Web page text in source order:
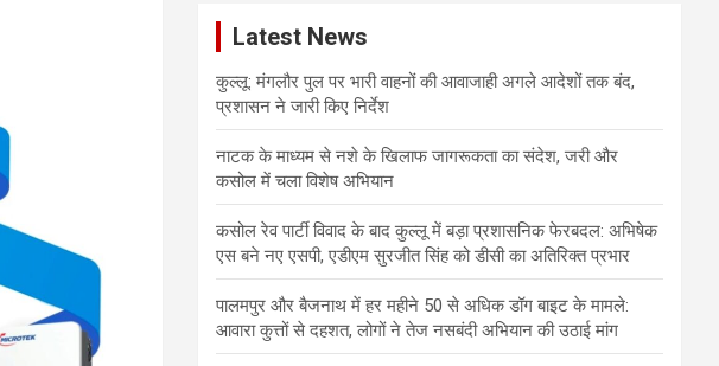
Latest News
कुल्लू: मंगलौर पुल पर भारी वाहनों की आवाजाही अगले आदेशों तक बंद,
प्रशासन ने जारी किए निर्देश
नाटक के माध्यम से नशे के खिलाफ जागरूकता का संदेश, जरी और
कसोल में चला विशेष अभियान
कसोल रेव पार्टी विवाद के बाद कुल्लू में बड़ा प्रशासनिक फेरबदल: अभिषेक
एस बने नए एसपी, एडीएम सुरजीत सिंह को डीसी का अतिरिक्त प्रभार
पालमपुर और बैजनाथ में हर महीने 50 से अधिक डॉग बाइट के मामले:
आवारा कुत्तों से दहशत, लोगों ने तेज नसबंदी अभियान की उठाई मांग